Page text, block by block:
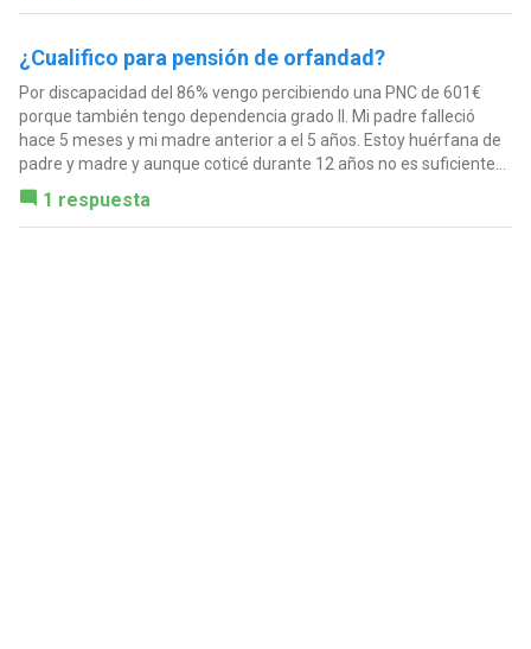
¿Cualifico para pensión de orfandad?
Por discapacidad del 86% vengo percibiendo una PNC de 601€
porque también tengo dependencia grado II. Mi padre falleció
hace 5 meses y mi madre anterior a el 5 años. Estoy huérfana de
padre y madre y aunque coticé durante 12 años no es suficiente...
1 respuesta